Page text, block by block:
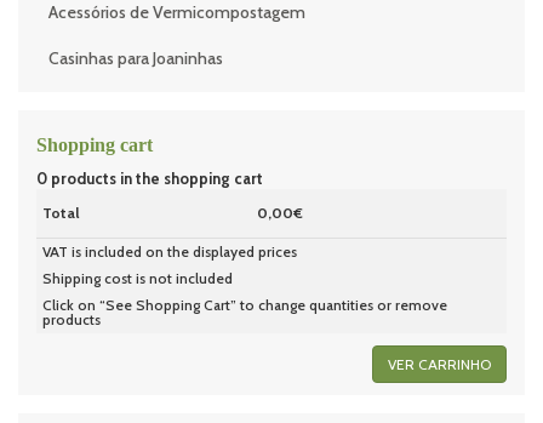
Acessórios de Vermicompostagem
Casinhas para Joaninhas
Shopping cart
0 products in the shopping cart
Total 0,00€
VAT is included on the displayed prices
Shipping cost is not included
Click on “See Shopping Cart” to change quantities or remove
products
VER CARRINHO